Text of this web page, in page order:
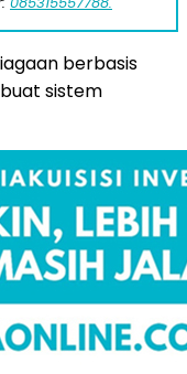
berbasis
sistem